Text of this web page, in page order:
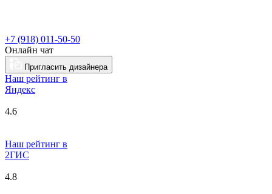
+7 (918) 011-50-50
Онлайн чат
Пригласить дизайнера
Наш рейтинг в
Яндекс
4.6
Наш рейтинг в
2ГИС
4.8